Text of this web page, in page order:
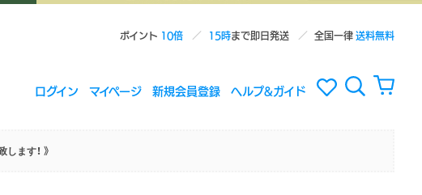
ポイント 10倍 15時まで即日発送 全国一律送料無料
ログイン マイページ 新規会員登録 ヘルプ&ガイド
ます！ 》